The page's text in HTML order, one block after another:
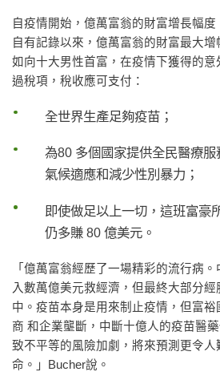
自疫情開始，億萬富翁的財富增長幅
自有記錄以來，億萬富翁的財富最大
如向十大男性首富，在疫情下獲得的意
過稅項，稅收應可支付：
全世界生產足夠疫苗；
為80 多個國家提供全民醫療
氣候適應和減少性別暴力；
即使做足以上一切，這班富豪
仍多賺 80 億美元。
「億萬富翁經歷了一場精彩的流行病
入數萬億美元救經濟，但最終大部分
中。疫苗本身是用來制止疫情，但富
商 和企業壟斷，中斷十億人的疫苗醫
致不平等的風險加劇，將來預測更令
命。」Bucher說。